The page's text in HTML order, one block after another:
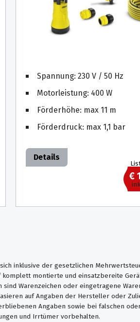
Spannung: 230 V / 50 Hz
Motorleistung: 400 W
Förderhöhe: max 11 m
Förderdruck: max 1,1 bar
Details
€
inklusive der gesetzlichen
komplett montierte und einsatzbereite
sind Warenzeichen oder eingetragene
auf Angaben der Hersteller oder
Angaben sowie bei falschen
und Irrtümer vorbehalten.